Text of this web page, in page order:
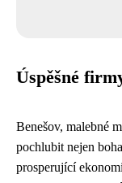
Úspěšné
Benešov, malebné
pochlubit nejen
prosperující